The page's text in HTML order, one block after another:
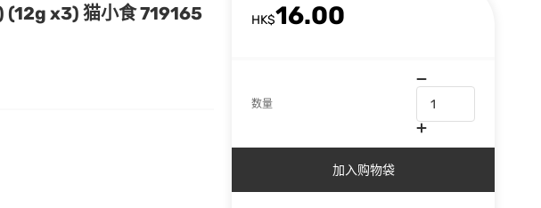
(12g x3) 猫小食 719165
HK$16.00
数量
加入购物袋